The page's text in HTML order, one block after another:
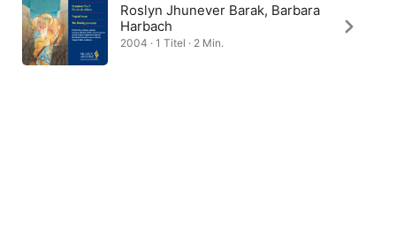
Roslyn Jhunever Barak, Barbara
Harbach
2004 · 1 Titel · 2 Min.